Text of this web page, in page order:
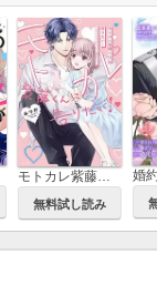
無料試し読み